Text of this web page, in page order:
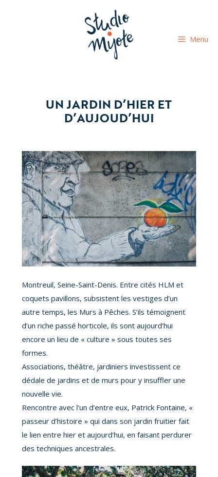
Menu
UN JARDIN D’HIER ET
D’AUJOUD’HUI
Montreuil, Seine-Saint-Denis. Entre cités HLM et
coquets pavillons, subsistent les vestiges d’un
autre temps, les Murs à Pêches. S’ils témoignent
d’un riche passé horticole, ils sont aujourd’hui
encore un lieu de « culture » sous toutes ses
formes.
Associations, théâtre, jardiniers investissent ce
dédale de jardins et de murs pour y insuffler une
nouvelle vie.
Rencontre avec l’un d’entre eux, Patrick Fontaine, «
passeur d’histoire » qui dans son jardin fruitier fait
le lien entre hier et aujourd’hui, en faisant perdurer
des techniques ancestrales.